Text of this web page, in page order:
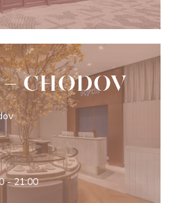
- CHODOV
- 21:00